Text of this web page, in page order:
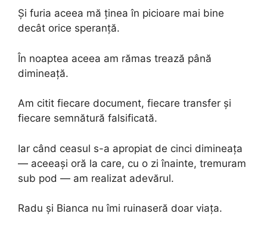
Și furia aceea mă ținea în picioare mai bine
decât orice speranță.
În noaptea aceea am rămas trează până
dimineață.
Am citit fiecare document, fiecare transfer și
fiecare semnătură falsificată.
Iar când ceasul s-a apropiat de cinci dimineața
— aceeași oră la care, cu o zi înainte, tremuram
sub pod — am realizat adevărul.
Radu și Bianca nu îmi ruinaseră doar viața.